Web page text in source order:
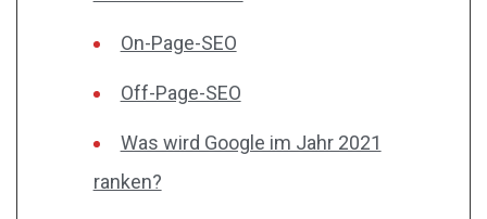
On-Page-SEO
Off-Page-SEO
Was wird Google im Jahr 2021
ranken?